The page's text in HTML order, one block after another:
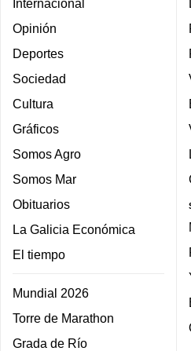
Internacional
Opinión
Deportes
Sociedad
Cultura
Gráficos
Somos Agro
Somos Mar
Obituarios
La Galicia Económica
El tiempo
Mundial 2026
Torre de Marathon
Grada de Río